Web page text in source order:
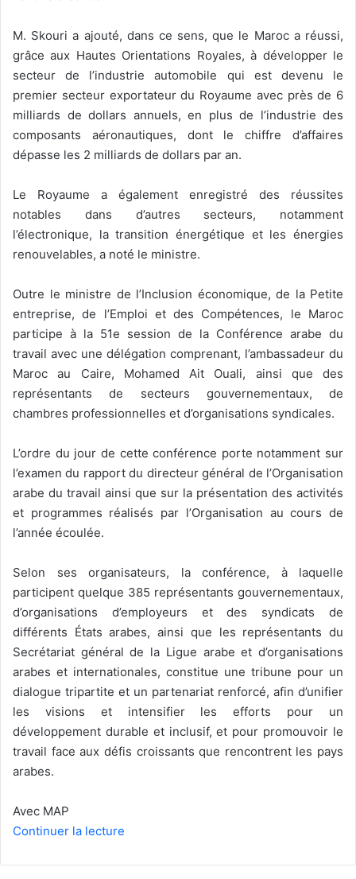
M. Skouri a ajouté, dans ce sens, que le Maroc a réussi,
grâce aux Hautes Orientations Royales, à développer le
secteur de l’industrie automobile qui est devenu le
premier secteur exportateur du Royaume avec près de 6
milliards de dollars annuels, en plus de l’industrie des
composants aéronautiques, dont le chiffre d’affaires
dépasse les 2 milliards de dollars par an.
Le Royaume a également enregistré des réussites
notables dans d’autres secteurs, notamment
l’électronique, la transition énergétique et les énergies
renouvelables, a noté le ministre.
Outre le ministre de l’Inclusion économique, de la Petite
entreprise, de l’Emploi et des Compétences, le Maroc
participe à la 51e session de la Conférence arabe du
travail avec une délégation comprenant, l’ambassadeur du
Maroc au Caire, Mohamed Ait Ouali, ainsi que des
représentants de secteurs gouvernementaux, de
chambres professionnelles et d’organisations syndicales.
L’ordre du jour de cette conférence porte notamment sur
l’examen du rapport du directeur général de l’Organisation
arabe du travail ainsi que sur la présentation des activités
et programmes réalisés par l’Organisation au cours de
l’année écoulée.
Selon ses organisateurs, la conférence, à laquelle
participent quelque 385 représentants gouvernementaux,
d’organisations d’employeurs et des syndicats de
différents États arabes, ainsi que les représentants du
Secrétariat général de la Ligue arabe et d’organisations
arabes et internationales, constitue une tribune pour un
dialogue tripartite et un partenariat renforcé, afin d’unifier
les visions et intensifier les efforts pour un
développement durable et inclusif, et pour promouvoir le
travail face aux défis croissants que rencontrent les pays
arabes.
Avec MAP
Continuer la lecture